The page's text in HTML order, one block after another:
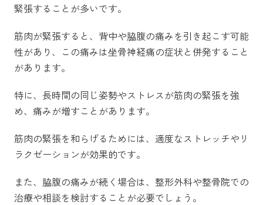
緊張することが多いです。
筋肉が緊張すると、背中や脇腹の痛みを引き起こす可能
性があり、この痛みは坐骨神経痛の症状と併発すること
があります。
特に、長時間の同じ姿勢やストレスが筋肉の緊張を強
め、痛みが増すことがあります。
筋肉の緊張を和らげるためには、適度なストレッチやリ
ラクゼーションが効果的です。
また、脇腹の痛みが続く場合は、整形外科や整骨院での
治療や相談を検討することが必要でしょう。